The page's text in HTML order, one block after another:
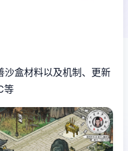
沙盒材料以及机制、更新
等